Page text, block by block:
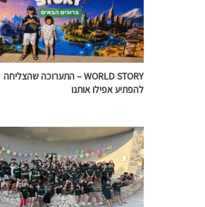
WORLD STORY – התערוכה שהצליחה
להפתיע אפילו אותנו